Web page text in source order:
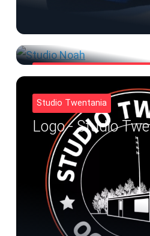
Studio Twentania
Logo - Studio